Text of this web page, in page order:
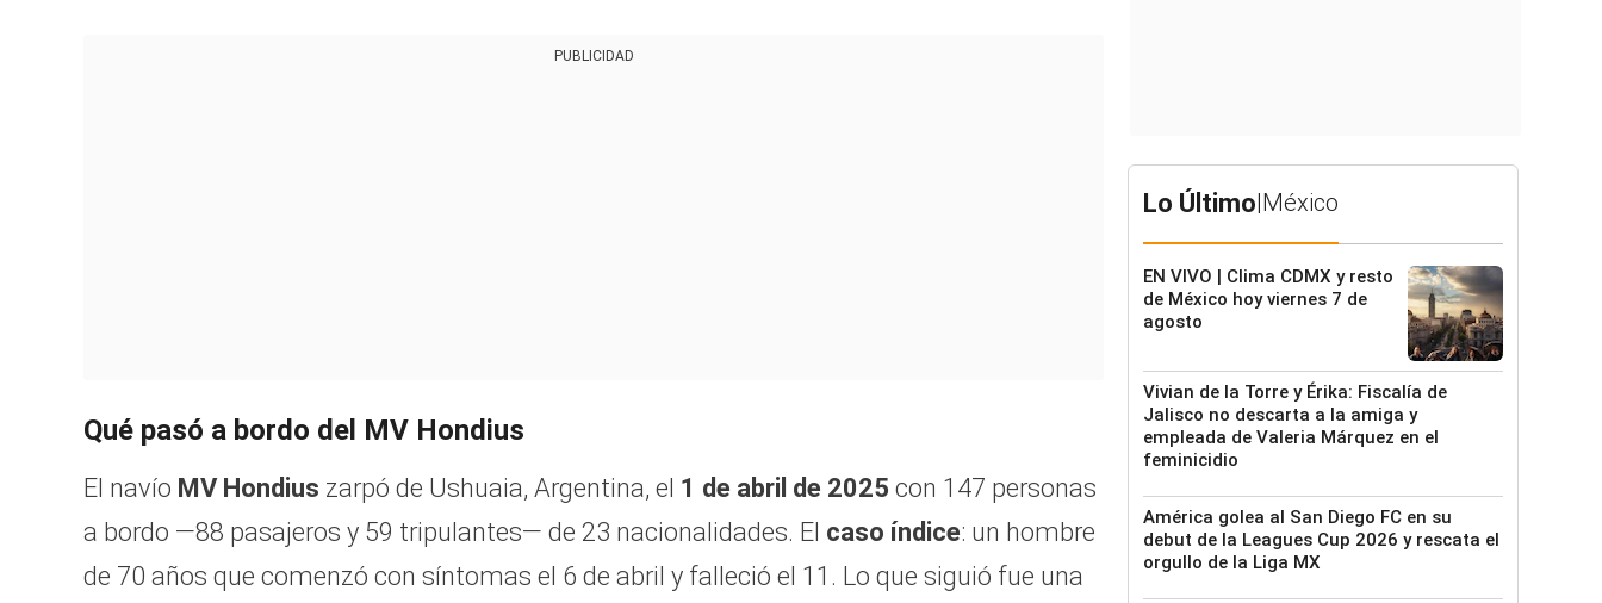
PUBLICIDAD
Qué pasó a bordo del MV Hondius
El navío MV Hondius zarpó de Ushuaia, Argentina, el 1 de abril de 2025 con 147 personas
a bordo —88 pasajeros y 59 tripulantes— de 23 nacionalidades. El caso índice: un hombre
de 70 años que comenzó con síntomas el 6 de abril y falleció el 11. Lo que siguió fue una
Lo Último|México
EN VIVO | Clima CDMX y resto
de México hoy viernes 7 de
agosto
Vivian de la Torre y Érika: Fiscalía de
Jalisco no descarta a la amiga y
empleada de Valeria Márquez en el
feminicidio
América golea al San Diego FC en su
debut de la Leagues Cup 2026 y rescata el
orgullo de la Liga MX